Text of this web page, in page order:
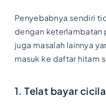
Penyebabnya sendiri
dengan keterlambatan
juga masalah lainnya
masuk ke daftar hitam
1. Telat bayar